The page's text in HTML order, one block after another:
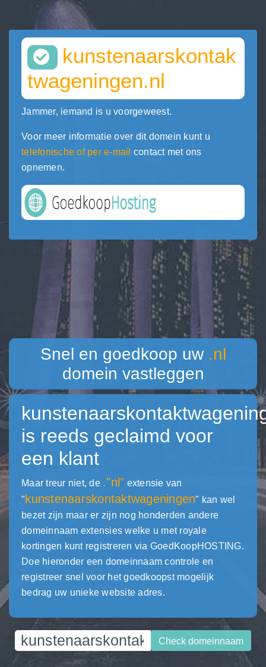
kunstenaarskontak
twageningen.nl
Jammer, iemand is u voorgeweest.
Voor meer informatie over dit domein kunt u
telefonische of per e-mail contact met ons
opnemen.
Snel en goedkoop uw .nl
domein vastleggen
is reeds geclaimd voor
een klant
Maar treur niet, de ."nl" extensie van
" kunstenaarskontaktwageningen" kan wel
bezet zijn maar er zijn nog honderden andere
domeinnaam extensies welke u met royale
kortingen kunt registreren via GoedKoopHOSTING.
Doe hieronder een domeinnaam controle en
registreer snel voor het goedkoopst mogelijk
bedrag uw unieke website adres.
Check domeinnaam